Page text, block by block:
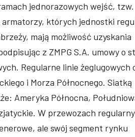
jednorazowych wejść, tzw.
których jednostki
mają możliwość uzyskania
z ZMPG S.A. umowy o
Regularne linie żeglugowych
i Morza Północnego. Siatką
Ameryka Północna,
W przewozach
ale swój segment rynku